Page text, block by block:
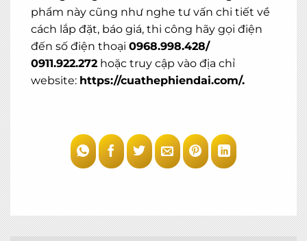
MIỄN PHÍ THIẾT KẾ 3D, ĐO ĐẠC
ĐĂNG KÝ NGAY
phẩm này cũng như nghe tư vấn chi tiết về
cách lắp đặt, báo giá, thi công hãy gọi điện
đến số điện thoại 0968.998.428/
0911.922.272 hoặc truy cập vào địa chỉ
website: https://cuathephiendai.com/.